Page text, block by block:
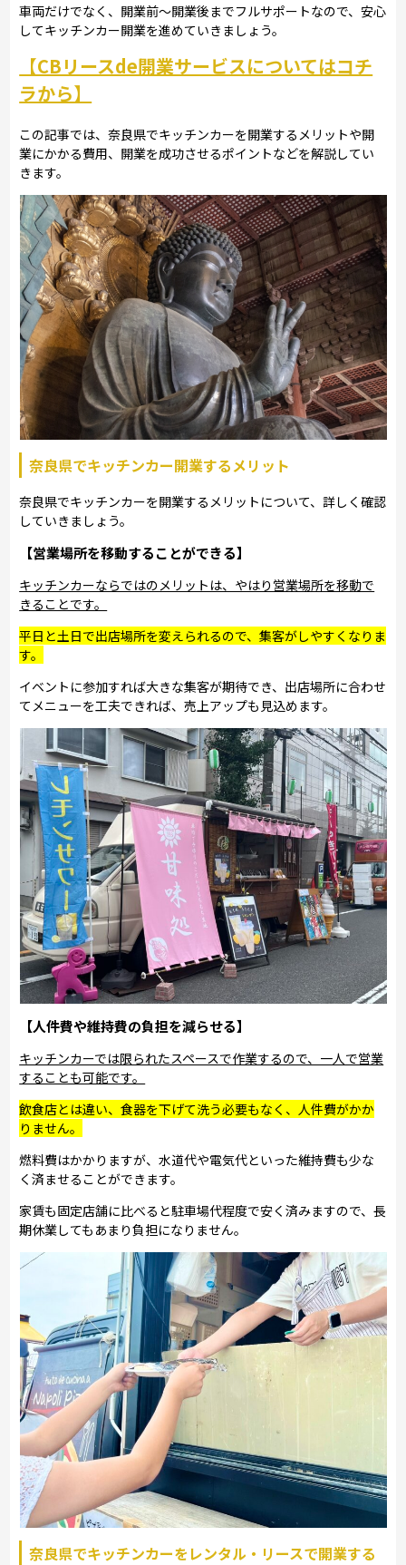
車両だけでなく、開業前～開業後までフルサポートなので、安心
してキッチンカー開業を進めていきましょう。
【CBリースde開業サービスについてはコチ
ラから】
この記事では、奈良県でキッチンカーを開業するメリットや開
業にかかる費用、開業を成功させるポイントなどを解説してい
きます。
奈良県でキッチンカー開業するメリット
奈良県でキッチンカーを開業するメリットについて、詳しく確認
していきましょう。
【営業場所を移動することができる】
キッチンカーならではのメリットは、やはり営業場所を移動で
きることです。
平日と土日で出店場所を変えられるので、集客がしやすくなりま
す。
イベントに参加すれば大きな集客が期待でき、出店場所に合わせ
てメニューを工夫できれば、売上アップも見込めます。
【人件費や維持費の負担を減らせる】
キッチンカーでは限られたスペースで作業するので、一人で営業
することも可能です。
飲食店とは違い、食器を下げて洗う必要もなく、人件費がかか
りません。
燃料費はかかりますが、水道代や電気代といった維持費も少な
く済ませることができます。
家賃も固定店舗に比べると駐車場代程度で安く済みますので、長
期休業してもあまり負担になりません。
奈良県でキッチンカーをレンタル・リースで開業する